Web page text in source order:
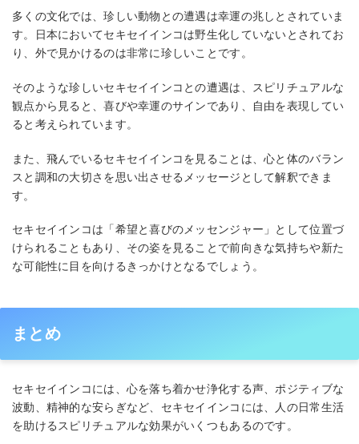
多くの文化では、珍しい動物との遭遇は幸運の兆しとされていま
す。日本においてセキセイインコは野生化していないとされてお
り、外で見かけるのは非常に珍しいことです。
そのような珍しいセキセイインコとの遭遇は、スピリチュアルな
観点から見ると、喜びや幸運のサインであり、自由を表現してい
ると考えられています。
また、飛んでいるセキセイインコを見ることは、心と体のバラン
スと調和の大切さを思い出させるメッセージとして解釈できま
す。
セキセイインコは「希望と喜びのメッセンジャー」として位置づ
けられることもあり、その姿を見ることで前向きな気持ちや新た
な可能性に目を向けるきっかけとなるでしょう。
まとめ
セキセイインコには、心を落ち着かせ浄化する声、ポジティブな
波動、精神的な安らぎなど、セキセイインコには、人の日常生活
を助けるスピリチュアルな効果がいくつもあるのです。